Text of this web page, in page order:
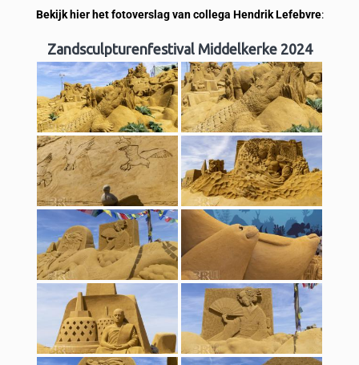
Bekijk hier het fotoverslag van collega Hendrik Lefebvre:
Zandsculpturenfestival Middelkerke 2024